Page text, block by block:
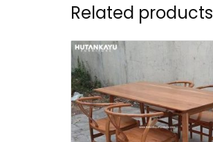
Related products